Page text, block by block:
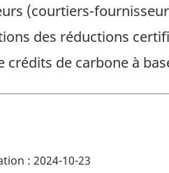
(courtiers-
des réductions
crédits de carbone à
: 2024-10-23